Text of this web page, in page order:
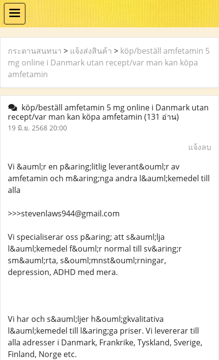
กระดานสนทนา > แจ้งส่งสินค้า > köp/beställ amfetamin 5
mg online i Danmark utan recept/var man kan köpa
amfetamin
köp/beställ amfetamin 5 mg online i Danmark utan
recept/var man kan köpa amfetamin (131 อ่าน)
19 มิ.ย. 2568 20:00
แจ้งลบ
Vi &auml;r en p&aring;litlig leverant&ouml;r av
amfetamin och m&aring;nga andra l&auml;kemedel till
alla
>>>stevenlaws944@gmail.com
Vi specialiserar oss p&aring; att s&auml;lja
l&auml;kemedel f&ouml;r normal till sv&aring;r
sm&auml;rta, s&ouml;mnst&ouml;rningar,
depression, ADHD med mera.
Vi har och s&auml;ljer h&ouml;gkvalitativa
l&auml;kemedel till l&aring;ga priser. Vi levererar till
alla adresser i Danmark, Frankrike, Tyskland, Sverige,
Finland, Norge etc.